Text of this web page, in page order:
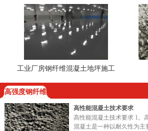
工业厂房钢纤维混凝土地坪施工
高强度钢纤维
高性能混凝土技术要求
高性能混凝土技术要求 1。
混凝土是一种以耐久性为主